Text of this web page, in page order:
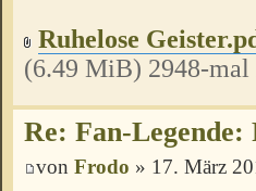
Ruhelose
(6.49 MiB) 2948-mal
Re: Fan-Legende:
von Frodo » 17. März